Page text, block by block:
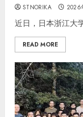
STNORIKA 2026
近日，日本浙江大
READ MORE